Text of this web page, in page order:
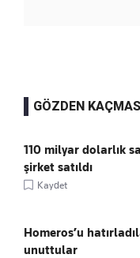
GÖZDEN
110 milyar dolarlık
şirket satıldı
Kaydet
Homeros’u
unuttular